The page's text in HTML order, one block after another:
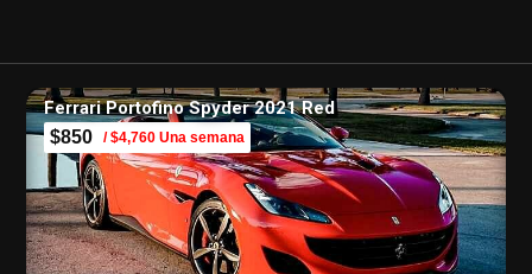
Ferrari Portofino Spyder 2021 Red
$850 / $4,760 Una semana